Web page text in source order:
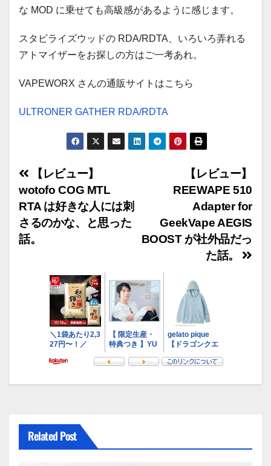
な MOD に乗せても高級感があるように感じます。
スタビライズウッドの RDA/RDTA、いろいろ弄れる
アトマイザーをお探しの方はご一考あれ。
VAPEWORX さんの通販サイトはこちら
ULTRONER GATHER RDA/RDTA
投
稿
ナ
ビ
【レビュー】
REEWAPE 510
Adapter for
GeekVape AEGIS
BOOST が社外品だっ
た話。
【レビュー】
wotofo COG MTL
RTA は好きな人には刺
さるのかな、と思った
話。
Related Post